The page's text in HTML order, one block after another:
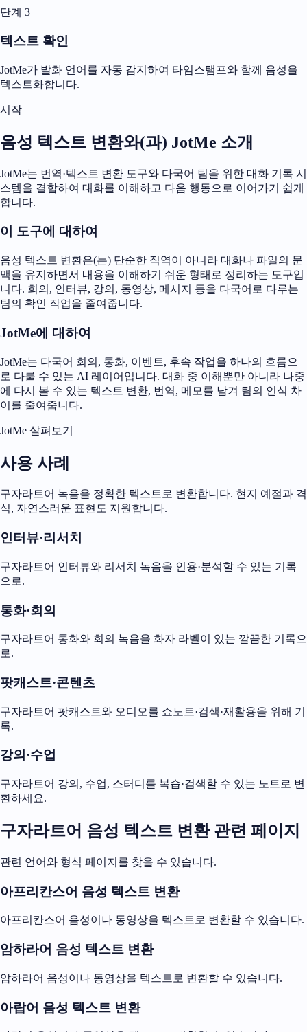
단계 3
텍스트 확인
JotMe가 발화 언어를 자동 감지하여 타임스탬프와 함께 음성을
텍스트화합니다.
시작
음성 텍스트 변환와(과) JotMe 소개
JotMe는 번역·텍스트 변환 도구와 다국어 팀을 위한 대화 기록 시
스템을 결합하여 대화를 이해하고 다음 행동으로 이어가기 쉽게
합니다.
이 도구에 대하여
음성 텍스트 변환은(는) 단순한 직역이 아니라 대화나 파일의 문
맥을 유지하면서 내용을 이해하기 쉬운 형태로 정리하는 도구입
니다. 회의, 인터뷰, 강의, 동영상, 메시지 등을 다국어로 다루는
팀의 확인 작업을 줄여줍니다.
JotMe에 대하여
JotMe는 다국어 회의, 통화, 이벤트, 후속 작업을 하나의 흐름으
로 다룰 수 있는 AI 레이어입니다. 대화 중 이해뿐만 아니라 나중
에 다시 볼 수 있는 텍스트 변환, 번역, 메모를 남겨 팀의 인식 차
이를 줄여줍니다.
JotMe 살펴보기
사용 사례
구자라트어 녹음을 정확한 텍스트로 변환합니다. 현지 예절과 격
식, 자연스러운 표현도 지원합니다.
인터뷰·리서치
구자라트어 인터뷰와 리서치 녹음을 인용·분석할 수 있는 기록
으로.
통화·회의
구자라트어 통화와 회의 녹음을 화자 라벨이 있는 깔끔한 기록으
로.
팟캐스트·콘텐츠
구자라트어 팟캐스트와 오디오를 쇼노트·검색·재활용을 위해 기
록.
강의·수업
구자라트어 강의, 수업, 스터디를 복습·검색할 수 있는 노트로 변
환하세요.
구자라트어 음성 텍스트 변환 관련 페이지
관련 언어와 형식 페이지를 찾을 수 있습니다.
아프리칸스어 음성 텍스트 변환
아프리칸스어 음성이나 동영상을 텍스트로 변환할 수 있습니다.
암하라어 음성 텍스트 변환
암하라어 음성이나 동영상을 텍스트로 변환할 수 있습니다.
아랍어 음성 텍스트 변환